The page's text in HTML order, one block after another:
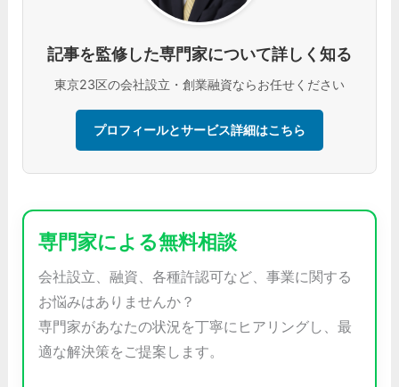
記事を監修した専門家について詳しく知る
東京23区の会社設立・創業融資ならお任せください
プロフィールとサービス詳細はこちら
専門家による無料相談
会社設立、融資、各種許認可など、事業に関する
お悩みはありませんか？
専門家があなたの状況を丁寧にヒアリングし、最
適な解決策をご提案します。